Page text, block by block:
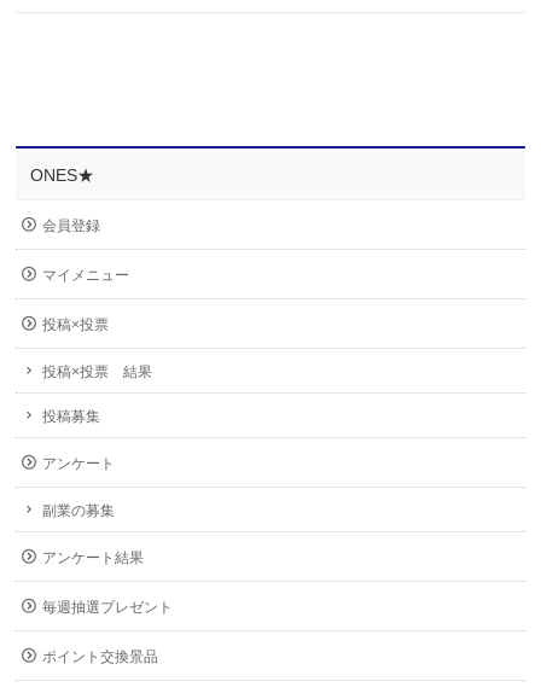
ONES★
会員登録
マイメニュー
投稿×投票
投稿×投票 結果
投稿募集
アンケート
副業の募集
アンケート結果
毎週抽選プレゼント
ポイント交換景品